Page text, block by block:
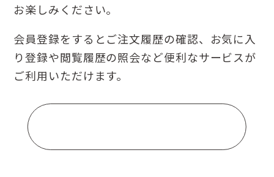
に入
スが
ただけます。
他のサイトには無い、あなたに合った
っと見つかります。
熊本に行きたくなる、熊本がますます
る。
くまトクにはそんな熊本の魅力がたく
っています。